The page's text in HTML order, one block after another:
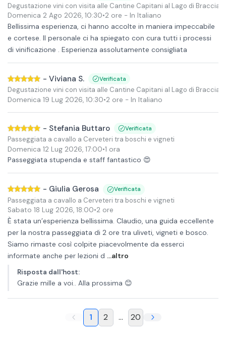
Degustazione vini con visita alle Cantine Capitani al Lago di
Domenica 2 Ago 2026, 10:30•2 ore - In Italiano
Bellissima esperienza, ci hanno accolte in maniera impeccabile
e cortese. Il personale ci ha spiegato con cura tutti i processi
di vinificazione . Esperienza assolutamente consigliata
- Viviana S. Verificata
Degustazione vini con visita alle Cantine Capitani al Lago di
Domenica 19 Lug 2026, 10:30•2 ore - In Italiano
- Stefania Buttaro Verificata
Passeggiata a cavallo a Cerveteri tra boschi e vigneti
Domenica 12 Lug 2026, 17:00•1 ora
Passeggiata stupenda e staff fantastico 😍
- Giulia Gerosa Verificata
Passeggiata a cavallo a Cerveteri tra boschi e vigneti
Sabato 18 Lug 2026, 18:00•2 ore
È stata un’esperienza bellissima. Claudio, una guida eccellente
per la nostra passeggiata di 2 ore tra uliveti, vigneti e bosco.
Siamo rimaste così colpite piacevolmente da esserci
informate anche per lezioni d ...altro
Risposta dall'host:
Grazie mille a voi.. Alla prossima 😊
1 2 ... 20